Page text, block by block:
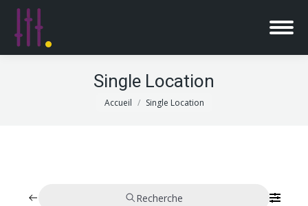
Single Location
Vous êtes ici :
Accueil Single Location
Recherche